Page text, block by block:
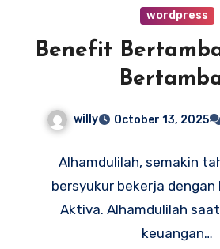
wordpress
Benefit
willy October 13, 2025
Alhamdulilah, semakin
bersyukur bekerja dengan
Aktiva. Alhamdulilah
keuangan…